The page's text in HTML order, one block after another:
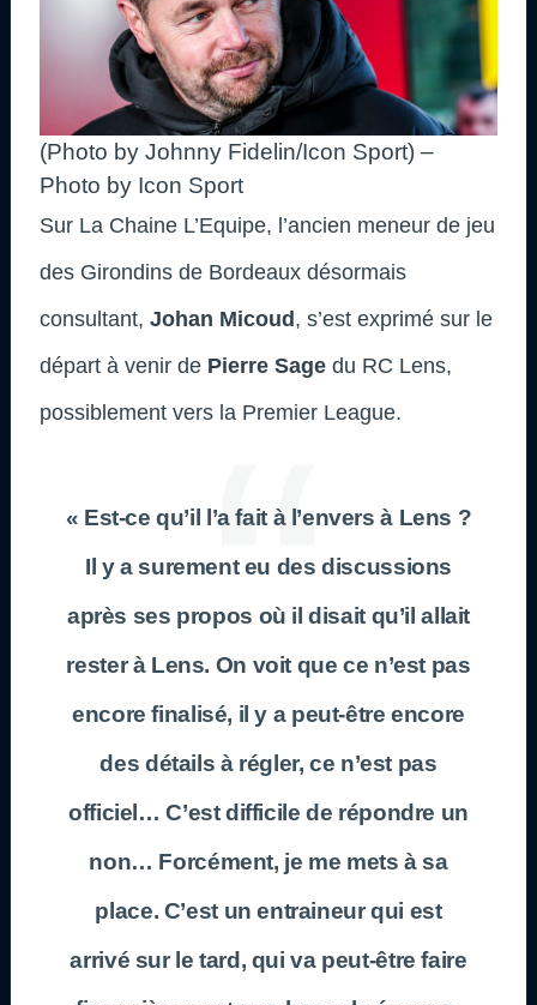
(Photo by Johnny Fidelin/Icon Sport) –
Photo by Icon Sport
Sur La Chaine L’Equipe, l’ancien meneur de jeu
des Girondins de Bordeaux désormais
consultant, Johan Micoud, s’est exprimé sur le
départ à venir de Pierre Sage du RC Lens,
possiblement vers la Premier League.
« Est-ce qu’il l’a fait à l’envers à Lens ?
Il y a surement eu des discussions
après ses propos où il disait qu’il allait
rester à Lens. On voit que ce n’est pas
encore finalisé, il y a peut-être encore
des détails à régler, ce n’est pas
officiel… C’est difficile de répondre un
non… Forcément, je me mets à sa
place. C’est un entraineur qui est
arrivé sur le tard, qui va peut-être faire